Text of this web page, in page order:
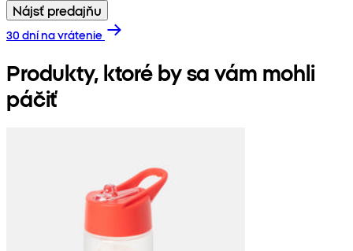
Nájsť predajňu
30 dní na vrátenie
Produkty, ktoré by sa vám mohli
páčiť